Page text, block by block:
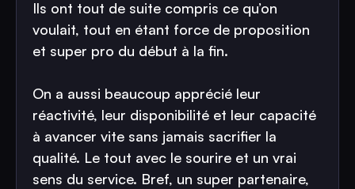
Ils ont tout de suite compris ce qu’on
voulait, tout en étant force de proposition
et super pro du début à la fin.
On a aussi beaucoup apprécié leur
réactivité, leur disponibilité et leur capacité
à avancer vite sans jamais sacrifier la
qualité. Le tout avec le sourire et un vrai
sens du service. Bref, un super partenaire,